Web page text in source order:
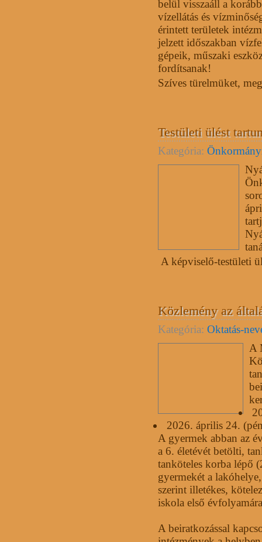
belül visszaáll a
vízellátás és
érintett területek
jelzett időszakban
gépeik, műszaki
fordítsanak!
Szíves türelmüket,
Testületi ülést
Kategória:
A képviselő-testületi
Közlemény az
Kategória: Oktatás-
A
2026. április 24.
A gyermek abban az
a 6. életévét betölti,
tanköteles korba lépő
gyermekét a
szerint illetékes,
iskola első
A beiratkozással